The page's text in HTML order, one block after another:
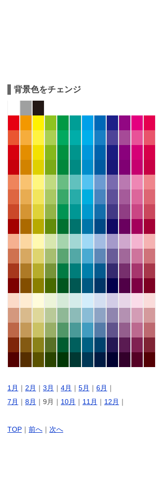
背景色をチェンジ
1月 ｜ 2月 ｜ 3月 ｜ 4月 ｜ 5月 ｜ 6月 ｜
7月 ｜ 8月 ｜9月｜ 10月 ｜ 11月 ｜ 12月 ｜
TOP ｜ 前へ ｜ 次へ